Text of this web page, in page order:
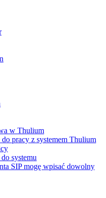
w Thulium
pracy z systemem Thulium
systemu
SIP mogę wpisać dowolny